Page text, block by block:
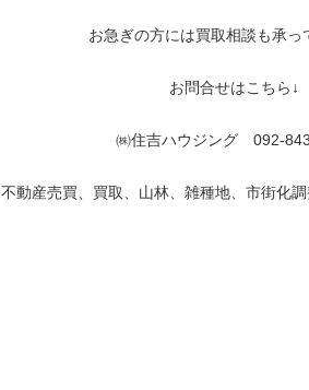
お急ぎの方には買取相談も承っ
お問合せはこちら↓
㈱住吉ハウジング 092-
不動産売買、買取、山林、雑種地、市街化